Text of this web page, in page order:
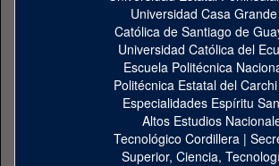
Universidad Casa Grande
Católica de Santiago de
Universidad Católica del
Escuela Politécnica
Politécnica Estatal del Carchi
Especialidades Espíritu
Altos Estudios
Tecnológico Cordillera |
Superior, Ciencia,